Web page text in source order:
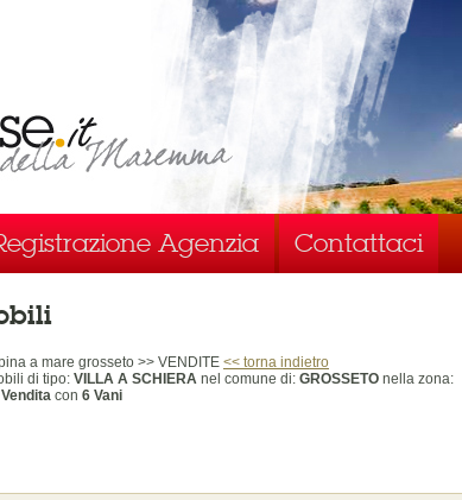
Agenzia Contattaci
a mare grosseto >> VENDITE << torna indietro
di tipo: VILLA A SCHIERA nel comune di: GROSSETO nella zona:
con 6 Vani